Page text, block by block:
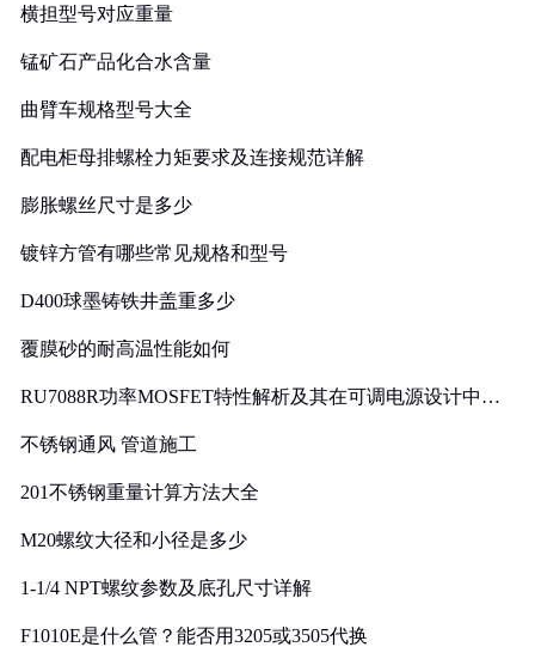
横担型号对应重量
锰矿石产品化合水含量
曲臂车规格型号大全
配电柜母排螺栓力矩要求及连接规范详解
膨胀螺丝尺寸是多少
镀锌方管有哪些常见规格和型号
D400球墨铸铁井盖重多少
覆膜砂的耐高温性能如何
RU7088R功率MOSFET特性解析及其在可调电源设计中的
不锈钢通风 管道施工
201不锈钢重量计算方法大全
M20螺纹大径和小径是多少
1-1/4 NPT螺纹参数及底孔尺寸详解
F1010E是什么管？能否用3205或3505代换